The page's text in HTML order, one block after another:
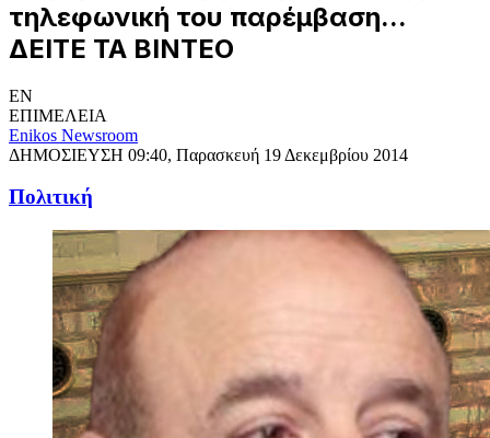
τηλεφωνική του παρέμβαση...
ΔΕΙΤΕ ΤΑ ΒΙΝΤΕΟ
EN
ΕΠΙΜΕΛΕΙΑ
Enikos Newsroom
ΔΗΜΟΣΙΕΥΣΗ 09:40, Παρασκευή 19 Δεκεμβρίου 2014
Πολιτική